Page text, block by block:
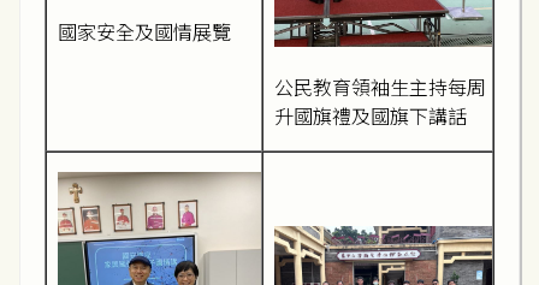
國家安全及國情展覽
公民教育領袖生主持每周
升國旗禮及國旗下講話